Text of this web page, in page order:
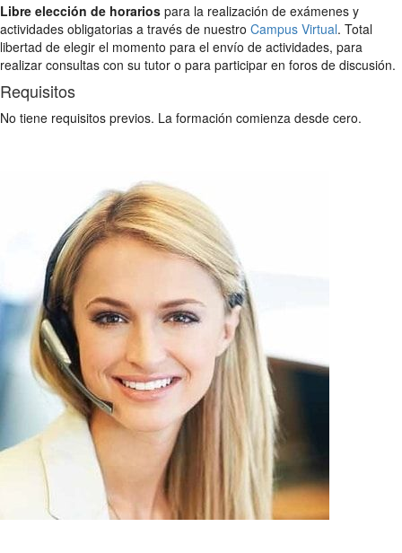
Libre elección de horarios para la realización de exámenes y
actividades obligatorias a través de nuestro Campus Virtual. Total
libertad de elegir el momento para el envío de actividades, para
realizar consultas con su tutor o para participar en foros de discusión.
Requisitos
No tiene requisitos previos. La formación comienza desde cero.